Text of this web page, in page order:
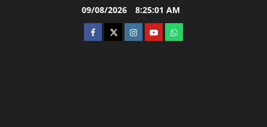
09/08/2026 8:25:02 AM
facebooktwitterinstagram.com
youtubewhatsapp